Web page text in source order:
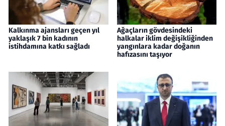
Kalkınma ajansları geçen yıl
yaklaşık 7 bin kadının
istihdamına katkı sağladı
Ağaçların gövdesindeki
halkalar iklim değişikliğinden
yangınlara kadar doğanın
hafızasını taşıyor